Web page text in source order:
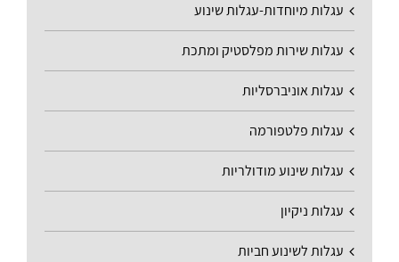
עגלות מיוחדות-עגלות שינוע
עגלות שירות מפלסטיק ומתכת
עגלות אוניברסליות
עגלות פלטפורמה
עגלות שינוע מודולריות
עגלות ניקיון
עגלות לשינוע חביות